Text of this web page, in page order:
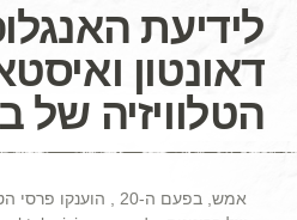
לידיעת
דאונטון
הטלוויזיה של
אמש, בפעם ה-20 , הוענקו